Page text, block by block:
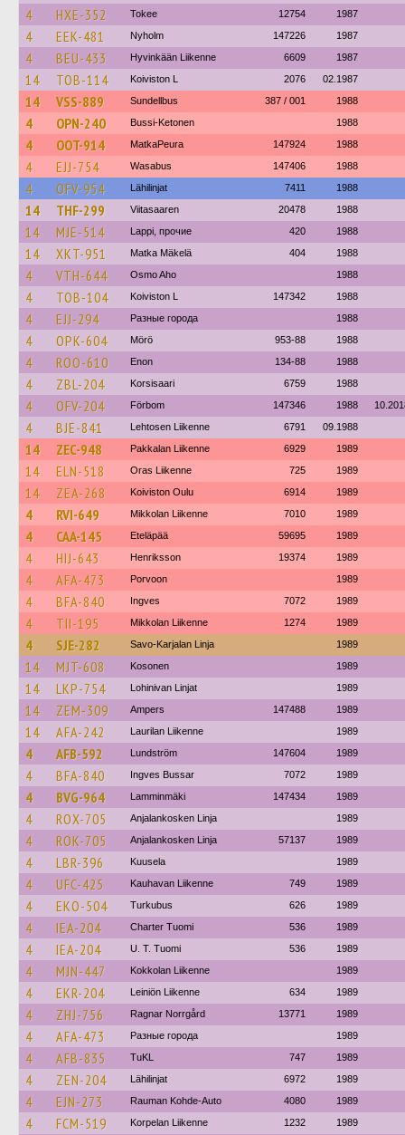
4
HXE-352 Tokee 12754 1987
4 EEK-481 Nyholm 147226 1987
4 BEU-433 Hyvinkään Liikenne 6609 1987
14 TOB-114 Koiviston L 2076 02.1987
14 VSS-889 Sundellbus 387 / 001 1988
4 OPN-240 Bussi-Ketonen 1988
4 OOT-914 MatkaPeura 147924 1988
4 EJJ-754 Wasabus 147406 1988
4 OFV-954 Lähilinjat 7411 1988
14 THF-299 Viitasaaren 20478 1988
14 MJE-514 Lappi, прочие 420 1988
14 XKT-951 Matka Mäkelä 404 1988
4 VTH-644 Osmo Aho 1988
4 TOB-104 Koiviston L 147342 1988
4 EJJ-294 Разные города 1988
4 OPK-604 Mörö 953-88 1988
4 ROO-610 Enon 134-88 1988
4 ZBL-204 Korsisaari 6759 1988
4 OFV-204 Förbom 147346 1988
4 BJE-841 Lehtosen Liikenne 6791 09.1988
14 ZEC-948 Pakkalan Liikenne 6929 1989
14 ELN-518 Oras Liikenne 725 1989
14 ZEA-268 Koiviston Oulu 6914 1989
4 RVI-649 Mikkolan Liikenne 7010 1989
4 CAA-145 Eteläpää 59695 1989
4 HIJ-643 Henriksson 19374 1989
4 AFA-473 Porvoon 1989
4 BFA-840 Ingves 7072 1989
4 TII-195 Mikkolan Liikenne 1274 1989
4 SJE-282 Savo-Karjalan Linja 1989
14 MJT-608 Kosonen 1989
14 LKP-754 Lohinivan Linjat 1989
14 ZEM-309 Ampers 147488 1989
14 AFA-242 Laurilan Liikenne 1989
4 AFB-592 Lundström 147604 1989
4 BFA-840 Ingves Bussar 7072 1989
4 BVG-964 Lamminmäki 147434 1989
4 ROX-705 Anjalankosken Linja 1989
4 ROK-705 Anjalankosken Linja 57137 1989
4 LBR-396 Kuusela 1989
4 UFC-425 Kauhavan Liikenne 749 1989
4 EKO-504 Turkubus 626 1989
4 IEA-204 Charter Tuomi 536 1989
4 IEA-204 U. T. Tuomi 536 1989
4 MJN-447 Kokkolan Liikenne 1989
4 EKR-204 Leiniön Liikenne 634 1989
4 ZHJ-756 Ragnar Norrgård 13771 1989
4 AFA-473 Разные города 1989
4 AFB-835 TuKL 747 1989
4 ZEN-204 Lähilinjat 6972 1989
4 EJN-273 Rauman Kohde-Auto 4080 1989
4 FCM-519 Korpelan Liikenne 1232 1989